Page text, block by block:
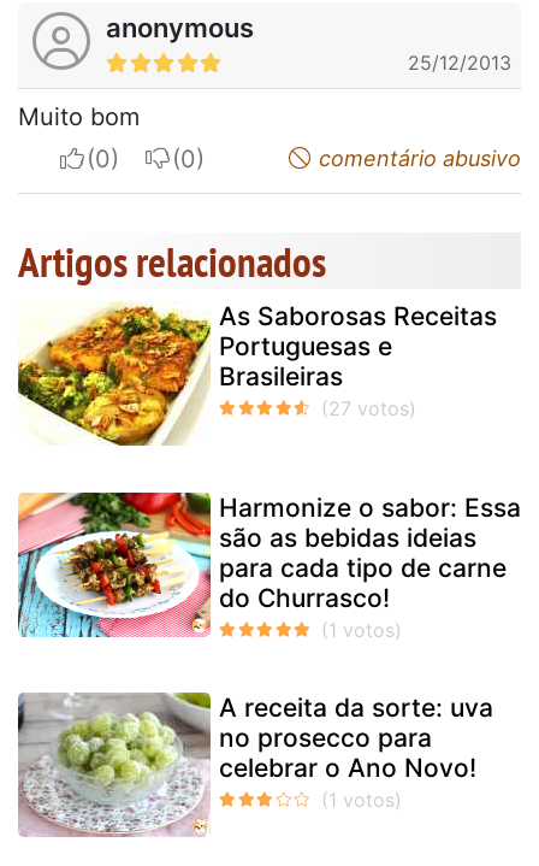
anonymous
25/12/2013
Muito bom
I apreciateI do not appreciatecomentário abusivo
Artigos relacionados
As Saborosas Receitas
Portuguesas e
Brasileiras
Harmonize o sabor: Essa
são as bebidas ideias
para cada tipo de carne
do Churrasco!
A receita da sorte: uva
no prosecco para
celebrar o Ano Novo!